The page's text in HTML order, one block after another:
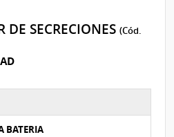
DE SECRECIONES(Cód.
BATERIA